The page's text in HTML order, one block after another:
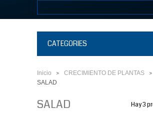
CATEGORIES
Inicio
CRECIMIENTO DE PLANTAS
SALAD
SALAD Hay 3